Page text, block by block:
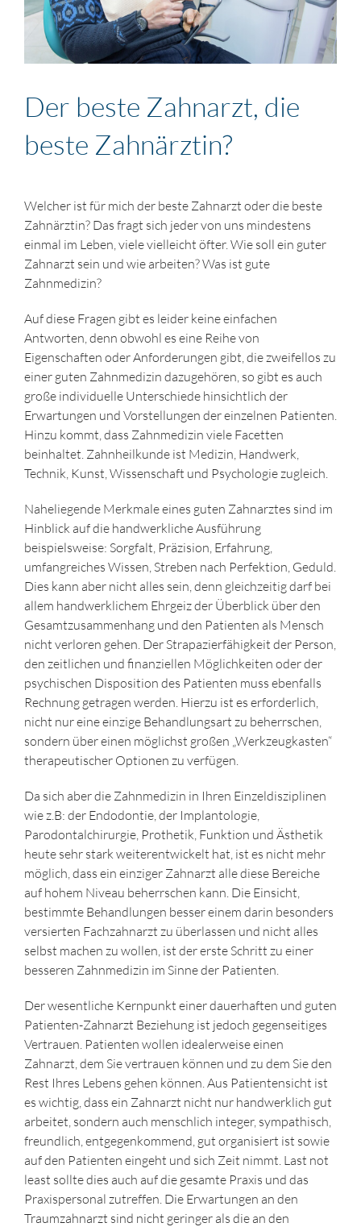
Der beste Zahnarzt, die
beste Zahnärztin?
Welcher ist für mich der beste Zahnarzt oder die beste
Zahnärztin? Das fragt sich jeder von uns mindestens
einmal im Leben, viele vielleicht öfter. Wie soll ein guter
Zahnarzt sein und wie arbeiten? Was ist gute
Zahnmedizin?
Auf diese Fragen gibt es leider keine einfachen
Antworten, denn obwohl es eine Reihe von
Eigenschaften oder Anforderungen gibt, die zweifellos zu
einer guten Zahnmedizin dazugehören, so gibt es auch
große individuelle Unterschiede hinsichtlich der
Erwartungen und Vorstellungen der einzelnen Patienten.
Hinzu kommt, dass Zahnmedizin viele Facetten
beinhaltet. Zahnheilkunde ist Medizin, Handwerk,
Technik, Kunst, Wissenschaft und Psychologie zugleich.
Naheliegende Merkmale eines guten Zahnarztes sind im
Hinblick auf die handwerkliche Ausführung
beispielsweise: Sorgfalt, Präzision, Erfahrung,
umfangreiches Wissen, Streben nach Perfektion, Geduld.
Dies kann aber nicht alles sein, denn gleichzeitig darf bei
allem handwerklichem Ehrgeiz der Überblick über den
Gesamtzusammenhang und den Patienten als Mensch
nicht verloren gehen. Der Strapazierfähigkeit der Person,
den zeitlichen und finanziellen Möglichkeiten oder der
psychischen Disposition des Patienten muss ebenfalls
Rechnung getragen werden. Hierzu ist es erforderlich,
nicht nur eine einzige Behandlungsart zu beherrschen,
sondern über einen möglichst großen „Werkzeugkasten“
therapeutischer Optionen zu verfügen.
Da sich aber die Zahnmedizin in Ihren Einzeldisziplinen
wie z.B: der Endodontie, der Implantologie,
Parodontalchirurgie, Prothetik, Funktion und Ästhetik
heute sehr stark weiterentwickelt hat, ist es nicht mehr
möglich, dass ein einziger Zahnarzt alle diese Bereiche
auf hohem Niveau beherrschen kann. Die Einsicht,
bestimmte Behandlungen besser einem darin besonders
versierten Fachzahnarzt zu überlassen und nicht alles
selbst machen zu wollen, ist der erste Schritt zu einer
besseren Zahnmedizin im Sinne der Patienten.
Der wesentliche Kernpunkt einer dauerhaften und guten
Patienten-Zahnarzt Beziehung ist jedoch gegenseitiges
Vertrauen. Patienten wollen idealerweise einen
Zahnarzt, dem Sie vertrauen können und zu dem Sie den
Rest Ihres Lebens gehen können. Aus Patientensicht ist
es wichtig, dass ein Zahnarzt nicht nur handwerklich gut
arbeitet, sondern auch menschlich integer, sympathisch,
freundlich, entgegenkommend, gut organisiert ist sowie
auf den Patienten eingeht und sich Zeit nimmt. Last not
least sollte dies auch auf die gesamte Praxis und das
Praxispersonal zutreffen. Die Erwartungen an den
Traumzahnarzt sind nicht geringer als die an den